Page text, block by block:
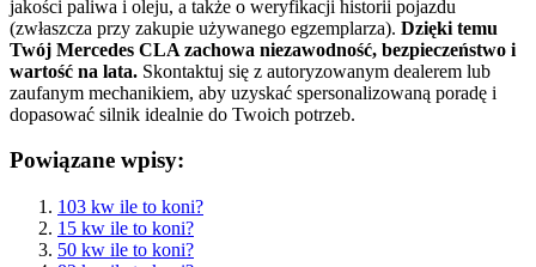
jakości paliwa i oleju, a także o weryfikacji historii pojazdu
(zwłaszcza przy zakupie używanego egzemplarza). Dzięki temu
Twój Mercedes CLA zachowa niezawodność, bezpieczeństwo i
wartość na lata. Skontaktuj się z autoryzowanym dealerem lub
zaufanym mechanikiem, aby uzyskać spersonalizowaną poradę i
dopasować silnik idealnie do Twoich potrzeb.
Powiązane wpisy:
103 kw ile to koni?
15 kw ile to koni?
50 kw ile to koni?